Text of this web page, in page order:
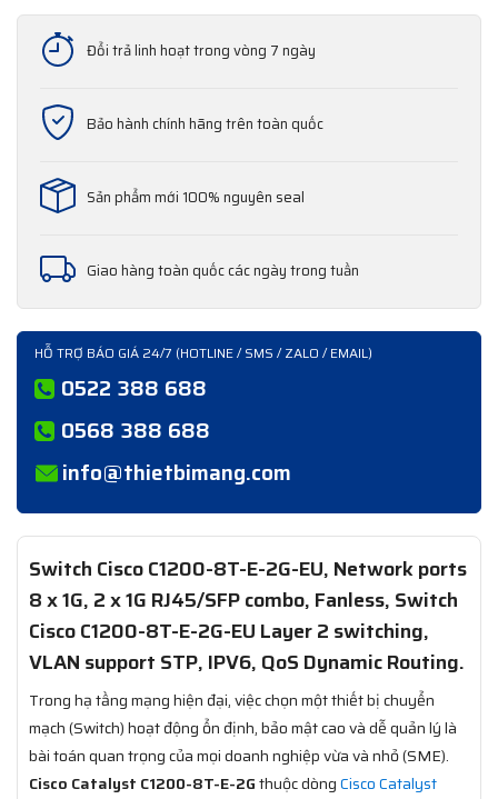
Đổi trả linh hoạt trong vòng 7 ngày
Bảo hành chính hãng trên toàn quốc
Sản phẩm mới 100% nguyên seal
Giao hàng toàn quốc các ngày trong tuần
HỖ TRỢ BÁO GIÁ 24/7 (HOTLINE / SMS / ZALO / EMAIL)
0522 388 688
0568 388 688
info@thietbimang.com
Switch Cisco C1200-8T-E-2G-EU, Network ports
8 x 1G, 2 x 1G RJ45/SFP combo, Fanless, Switch
Cisco C1200-8T-E-2G-EU Layer 2 switching,
VLAN support STP, IPV6, QoS Dynamic Routing.
Trong hạ tầng mạng hiện đại, việc chọn một thiết bị chuyển
mạch (Switch) hoạt động ổn định, bảo mật cao và dễ quản lý là
bài toán quan trọng của mọi doanh nghiệp vừa và nhỏ (SME).
Cisco Catalyst C1200-8T-E-2Gthuộc dòngCisco Catalyst